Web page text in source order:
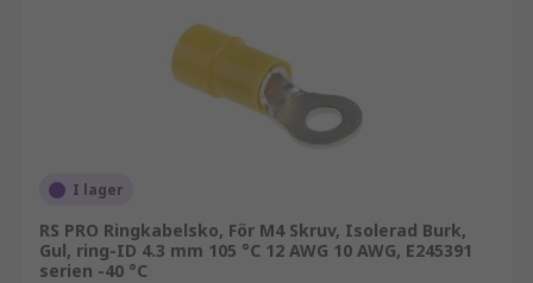
I lager
RS PRO Ringkabelsko, För M4 Skruv, Isolerad Burk,
Gul, ring-ID 4.3 mm 105 °C 12 AWG 10 AWG, E245391
serien -40 °C